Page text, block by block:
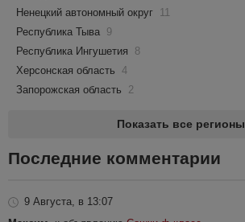
Ненецкий автономный округ 11
Республика Тыва 9
Республика Ингушетия
8
Херсонская область 4
Запорожская область
2
Показать все регионы
Последние комментарии
9 Августа, в 13:07